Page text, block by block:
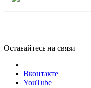
Оставайтесь на связи
Вконтакте
YouTube